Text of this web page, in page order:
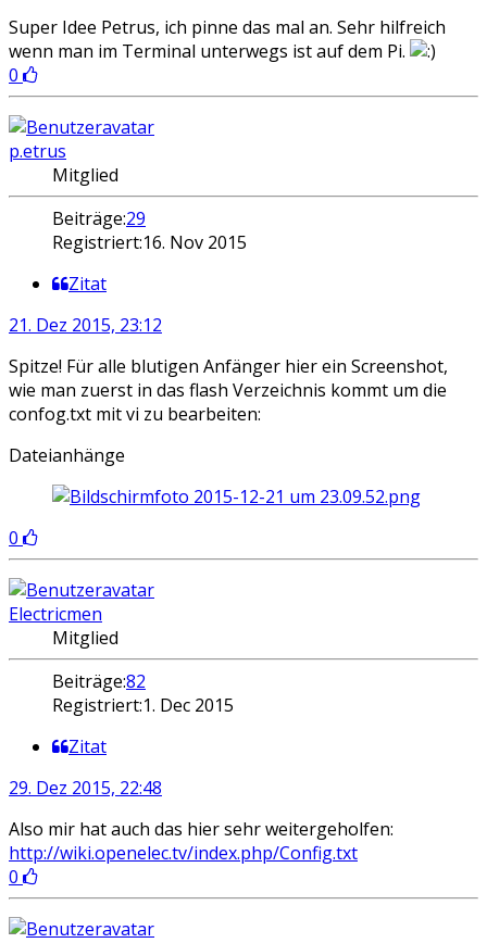
Super Idee Petrus, ich pinne das mal an. Sehr hilfreich
wenn man im Terminal unterwegs ist auf dem Pi.
0
p.etrus
Mitglied
Beiträge:29
Registriert:16. Nov 2015
Zitat
21. Dez 2015, 23:12
Spitze! Für alle blutigen Anfänger hier ein Screenshot,
wie man zuerst in das flash Verzeichnis kommt um die
confog.txt mit vi zu bearbeiten:
Dateianhänge
0
Electricmen
Mitglied
Beiträge:82
Registriert:1. Dec 2015
Zitat
29. Dez 2015, 22:48
Also mir hat auch das hier sehr weitergeholfen:
http://wiki.openelec.tv/index.php/Config.txt
0